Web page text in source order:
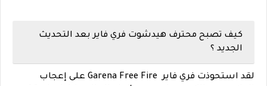
كيف تصبح محترف هيدشوت فري فاير بعد التحديث
الجديد ؟
لقد استحوذت فري فاير Garena Free Fire على إعجاب